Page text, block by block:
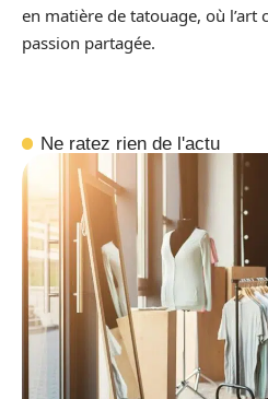
en matière de tatouage, où
passion partagée.
Ne ratez rien de l'actu